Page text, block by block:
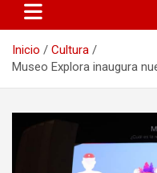
Inicio
Cultura
Museo Explora inaugura